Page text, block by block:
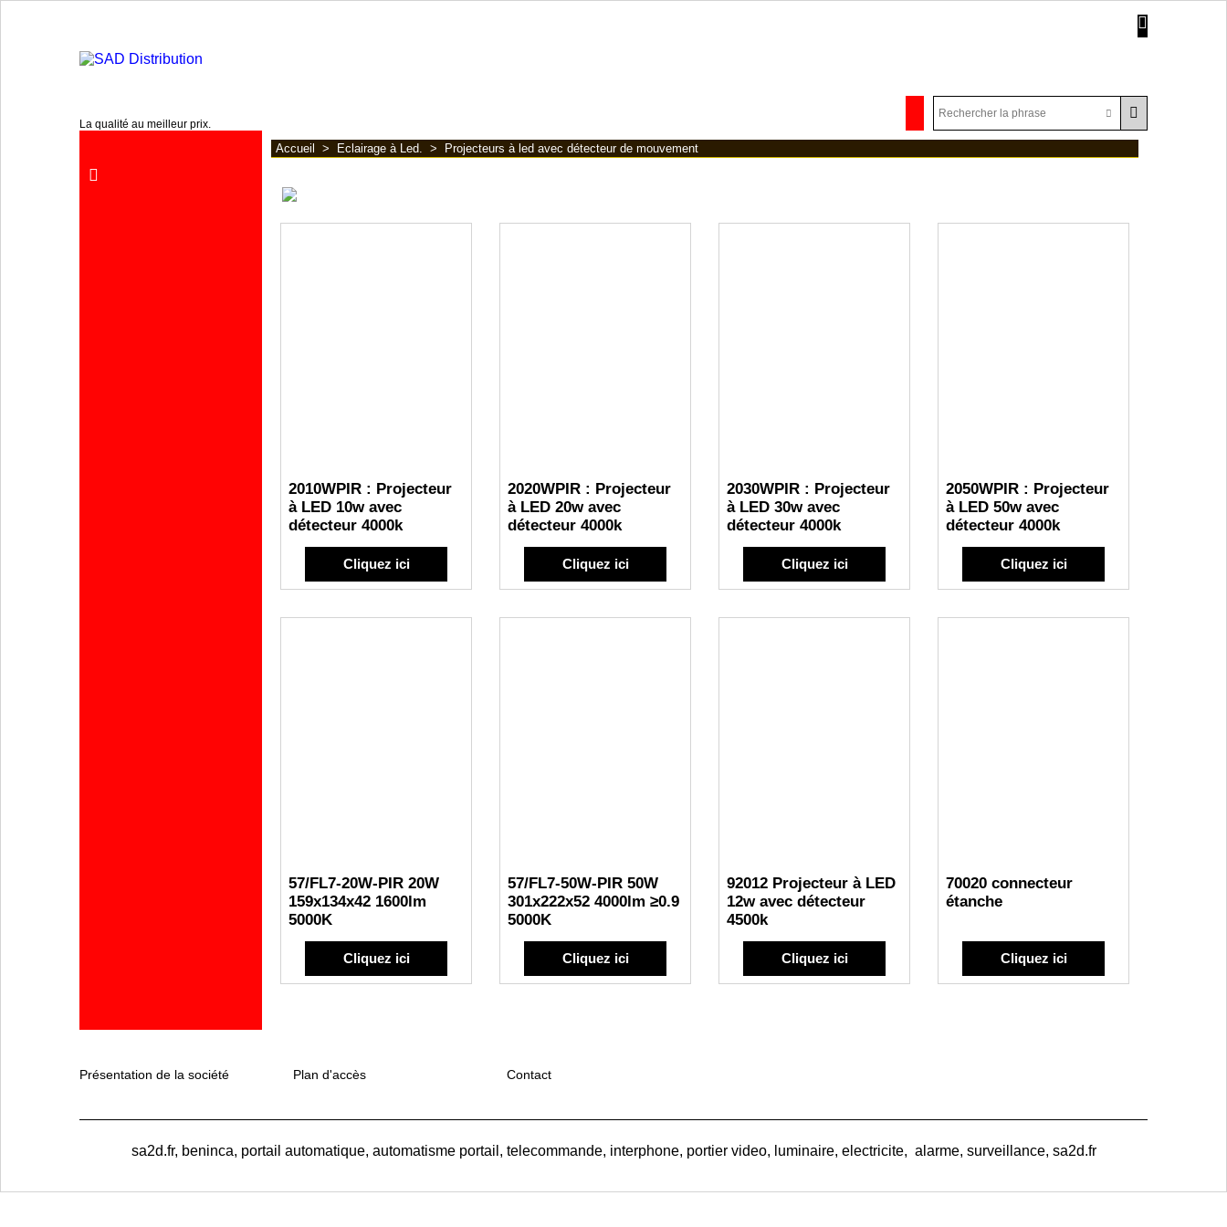
La qualité au meilleur prix.
Accueil > Eclairage à Led. > Projecteurs à led avec détecteur de mouvement
2010WPIR : Projecteur
à LED 10w avec
détecteur 4000k
Cliquez ici
2020WPIR : Projecteur
à LED 20w avec
détecteur 4000k
Cliquez ici
2030WPIR : Projecteur
à LED 30w avec
détecteur 4000k
Cliquez ici
2050WPIR : Projecteur
à LED 50w avec
détecteur 4000k
Cliquez ici
57/FL7-20W-PIR 20W
159x134x42 1600lm
5000K
Cliquez ici
57/FL7-50W-PIR 50W
301x222x52 4000lm ≥0.9
5000K
Cliquez ici
92012 Projecteur à LED
12w avec détecteur
4500k
Cliquez ici
70020 connecteur
étanche
Cliquez ici
Présentation de la société Plan d'accès Contact
sa2d.fr, beninca, portail automatique, automatisme portail, telecommande, interphone, portier video, luminaire, electricite, alarme, surveillance, sa2d.fr